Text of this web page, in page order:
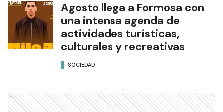
Agosto llega a Formosa con
una intensa agenda de
actividades turísticas,
culturales y recreativas
SOCIEDAD
Ads